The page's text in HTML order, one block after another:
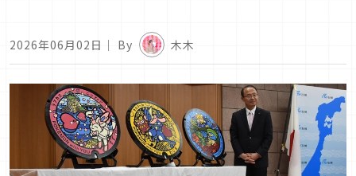
2026年06月02日 ｜ By 木木